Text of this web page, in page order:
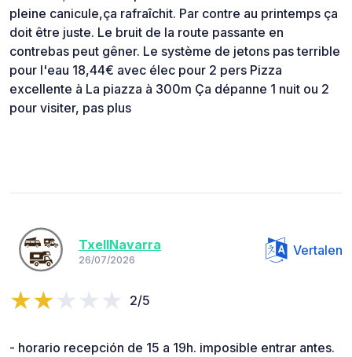
pleine canicule,ça rafraîchit. Par contre au printemps ça
doit être juste. Le bruit de la route passante en
contrebas peut gêner. Le système de jetons pas terrible
pour l'eau 18,44€ avec élec pour 2 pers Pizza
excellente à La piazza à 300m Ça dépanne 1 nuit ou 2
pour visiter, pas plus
TxellNavarra
26/07/2026
Vertalen
2/5
- horario recepción de 15 a 19h. imposible entrar antes.